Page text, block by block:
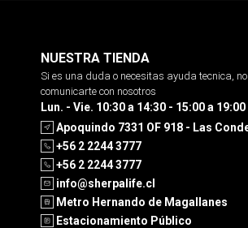
NUESTRA TIENDA
Si es una duda o necesitas ayuda tecnica,
comunicarte con nosotros
Lun. - Vie. 10:30 a 14:30 - 15:00 a 19:00
Apoquindo 7331 OF 918 - Las
+56 2 2244 3777
+56 2 2244 3777
info@sherpalife.cl
Metro Hernando de Magallanes
Estacionamiento Público